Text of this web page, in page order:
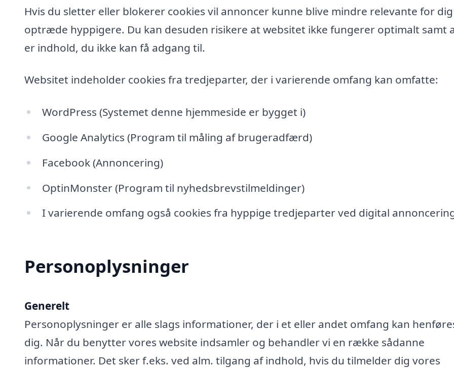
Hvis du sletter eller blokerer cookies vil annoncer kunne blive mindre relevante for
optræde hyppigere. Du kan desuden risikere at websitet ikke fungerer optimalt samt
er indhold, du ikke kan få adgang til.
Websitet indeholder cookies fra tredjeparter, der i varierende omfang kan omfatte:
WordPress (Systemet denne hjemmeside er bygget i)
Google Analytics (Program til måling af brugeradfærd)
Facebook (Annoncering)
OptinMonster (Program til nyhedsbrevstilmeldinger)
I varierende omfang også cookies fra hyppige tredjeparter ved digital
Personoplysninger
Generelt
Personoplysninger er alle slags informationer, der i et eller andet omfang kan
dig. Når du benytter vores website indsamler og behandler vi en række sådanne
informationer. Det sker f.eks. ved alm. tilgang af indhold, hvis du tilmelder dig vores